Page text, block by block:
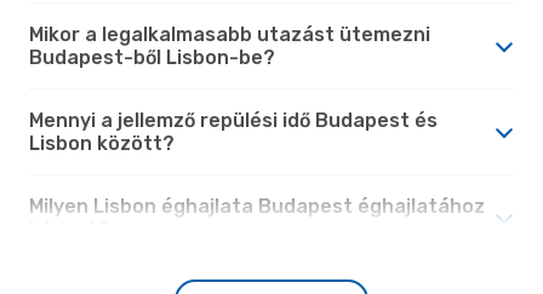
Mikor a legalkalmasabb utazást ütemezni
Budapest-ből Lisbon-be?
Mennyi a jellemző repülési idő Budapest és
Lisbon között?
Milyen Lisbon éghajlata Budapest éghajlatához